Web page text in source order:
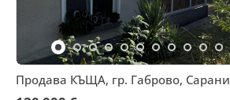
Продава КЪЩА, гр. Габрово, Сарани